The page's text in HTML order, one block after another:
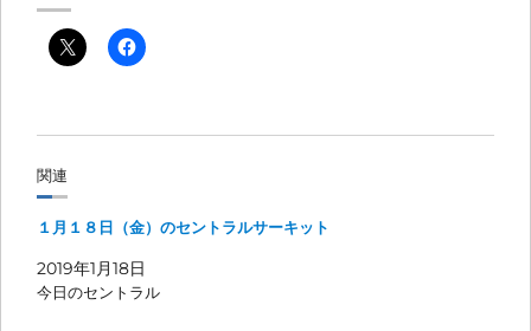
関連
１月１８日（金）のセントラルサーキット
2019年1月18日
今日のセントラル